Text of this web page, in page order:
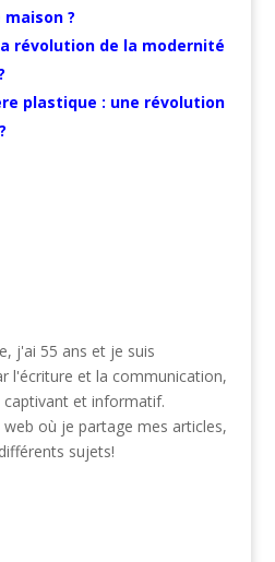
?
révolution de la modernité
plastique : une révolution
j'ai 55 ans et je suis
l'écriture et la communication,
et informatif.
où je partage mes articles,
sujets!